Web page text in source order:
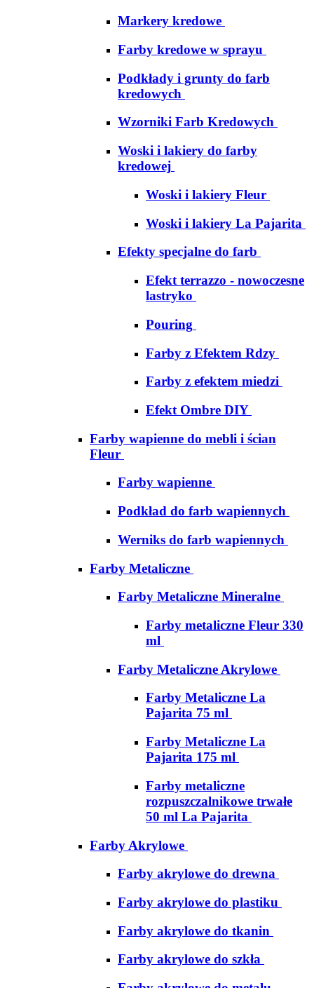
Markery kredowe
Farby kredowe w sprayu
Podkłady i grunty do farb
kredowych
Wzorniki Farb Kredowych
Woski i lakiery do farby
kredowej
Woski i lakiery Fleur
Woski i lakiery La Pajarita
Efekty specjalne do farb
Efekt terrazzo - nowoczesne
lastryko
Pouring
Farby z Efektem Rdzy
Farby z efektem miedzi
Efekt Ombre DIY
Farby wapienne do mebli i ścian
Fleur
Farby wapienne
Podkład do farb wapiennych
Werniks do farb wapiennych
Farby Metaliczne
Farby Metaliczne Mineralne
Farby metaliczne Fleur 330
ml
Farby Metaliczne Akrylowe
Farby Metaliczne La
Pajarita 75 ml
Farby Metaliczne La
Pajarita 175 ml
Farby metaliczne
rozpuszczalnikowe trwałe
50 ml La Pajarita
Farby Akrylowe
Farby akrylowe do drewna
Farby akrylowe do plastiku
Farby akrylowe do tkanin
Farby akrylowe do szkła